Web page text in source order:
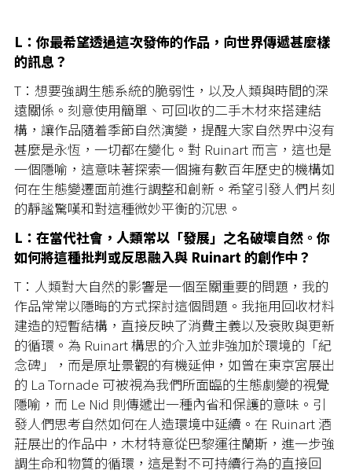
L：你最希望透過這次發佈的作品，向世界傳遞甚麼樣
的訊息？
T：想要強調生態系統的脆弱性，以及人類與時間的深
遠關係。刻意使用簡單、可回收的二手木材來搭建結
構，讓作品隨着季節自然演變，提醒大家自然界中沒有
甚麼是永恆，一切都在變化。對 Ruinart 而言，這也是
一個隱喻，這意味著探索一個擁有數百年歷史的機構如
何在生態變遷面前進行調整和創新。希望引發人們片刻
的靜謐驚嘆和對這種微妙平衡的沉思。
L：在當代社會，人類常以「發展」之名破壞自然。你
如何將這種批判或反思融入與 Ruinart 的創作中？
T：人類對大自然的影響是一個至關重要的問題，我的
作品常常以隱晦的方式探討這個問題。我拖用回收材料
建造的短暫結構，直接反映了消費主義以及衰敗與更新
的循環。為 Ruinart 構思的介入並非強加於環境的「紀
念碑」，而是原址景觀的有機延伸，如曾在東京宮展出
的 La Tornade 可被視為我們所面臨的生態劇變的視覺
隱喻，而 Le Nid 則傳遞出一種內省和保護的意味。引
發人們思考自然如何在人造環境中延續。在 Ruinart 酒
莊展出的作品中，木材特意從巴黎運往蘭斯，進一步強
調生命和物質的循環，這是對不可持續行為的直接回